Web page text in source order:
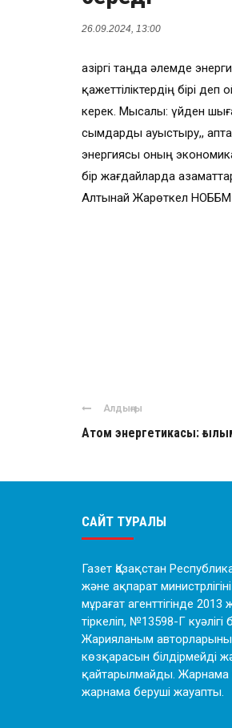
26.09.2024, 13:00
Қазіргі таңда әлемде
қажеттіліктердің бірі
керек. Мысалы: үйден
сымдарды ауыстыру,,
энергиясы оның
бір жағдайларда
Алтынай Жарөткел НОББМ
Алдыңғы
Атом энергетикасы:
САЙТ ТУРАЛЫ
Газет Қазақстан
және ақпарат
мұрағат агенттігінде
тіркеліп, №13598-Г куәлігі
Жарияланым
көзқарасын білдірмейді
қайтарылмайды. Жарнама
жарнама беруші жауапты.